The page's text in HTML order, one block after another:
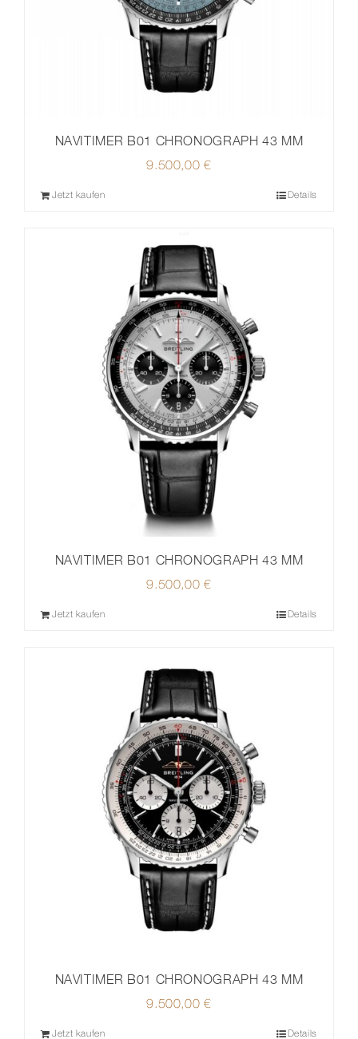
NAVITIMER B01 CHRONOGRAPH 43 MM
9.500,00€
Jetzt kaufen Details
NAVITIMER B01 CHRONOGRAPH 43 MM
9.500,00€
Jetzt kaufen Details
NAVITIMER B01 CHRONOGRAPH 43 MM
9.500,00€
Jetzt kaufen Details